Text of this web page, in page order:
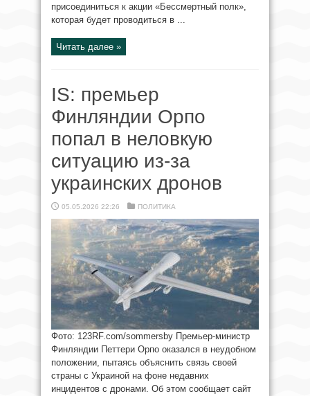
присоединиться к акции «Бессмертный полк»,
которая будет проводиться в ...
Читать далее »
IS: премьер
Финляндии Орпо
попал в неловкую
ситуацию из-за
украинских дронов
05.05.2026 22:26 ПОЛИТИКА
Фото: 123RF.com/sommersby Премьер-министр
Финляндии Петтери Орпо оказался в неудобном
положении, пытаясь объяснить связь своей
страны с Украиной на фоне недавних
инцидентов с дронами. Об этом сообщает сайт